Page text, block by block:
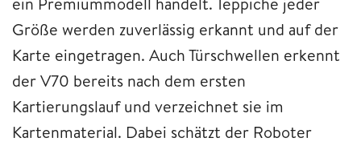
Größe werden zuverlässig erkannt und auf der
Karte eingetragen. Auch Türschwellen erkennt
der V70 bereits nach dem ersten
Kartierungslauf und verzeichnet sie im
Kartenmaterial. Dabei schätzt der Roboter